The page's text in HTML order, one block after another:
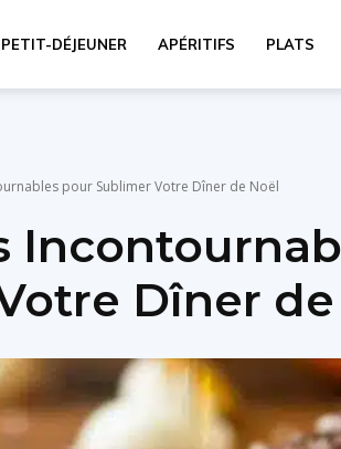
PETIT-DÉJEUNER APÉRITIFS PLATS
pour Sublimer Votre Dîner de Noël
Dîner